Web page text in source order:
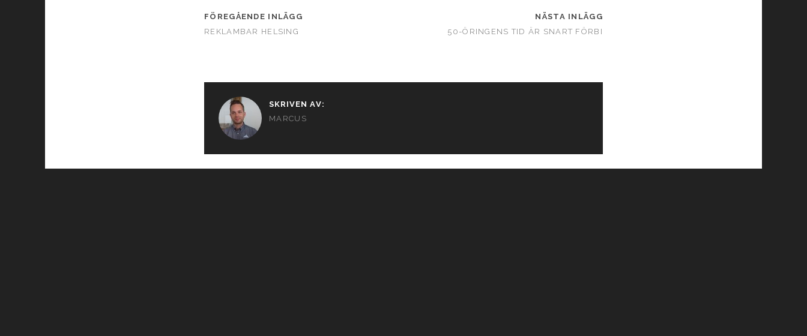
FÖREGÅENDE INLÄGG
REKLAMBAR HELSING
NÄSTA INLÄGG
50-ÖRINGENS TID ÄR SNART FÖRBI
SKRIVEN AV:
MARCUS